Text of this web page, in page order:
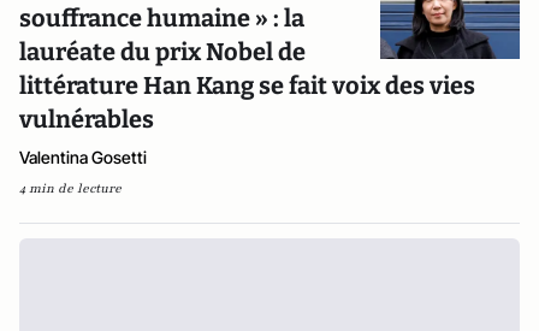
souffrance humaine » : la
lauréate du prix Nobel de
littérature Han Kang se fait voix des vies
vulnérables
Valentina Gosetti
4 min de lecture